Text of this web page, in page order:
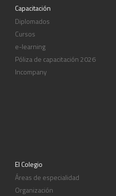
Capacitación
Diplomados
Cursos
e-learning
Póliza de capacitación 2026
Incompany
El Colegio
Áreas de especialidad
Organización